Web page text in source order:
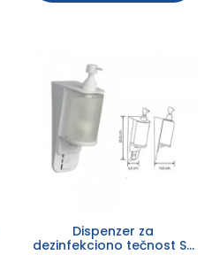
Dispenzer za
dezinfekciono tečnost S7